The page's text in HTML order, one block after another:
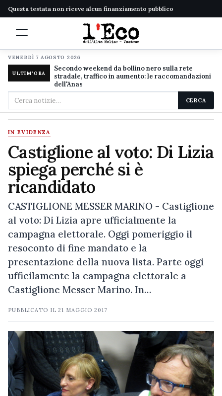
Questa testata non riceve alcun finanziamento pubblico
VENERDÌ 7 AGOSTO 2026
ULTIM'ORA
Secondo weekend da bollino nero sulla rete
stradale, traffico in aumento: le raccomandazioni
dell'Anas
Cerca
nel
sito
CERCA
IN EVIDENZA
Castiglione al voto: Di Lizia
spiega perché si è
ricandidato
CASTIGLIONE MESSER MARINO - Castiglione
al voto: Di Lizia apre ufficialmente la
campagna elettorale. Oggi pomeriggio il
resoconto di fine mandato e la
presentazione della nuova lista. Parte oggi
ufficilamente la campagna elettorale a
Castiglione Messer Marino. In…
PUBBLICATO IL21 MAGGIO 2017